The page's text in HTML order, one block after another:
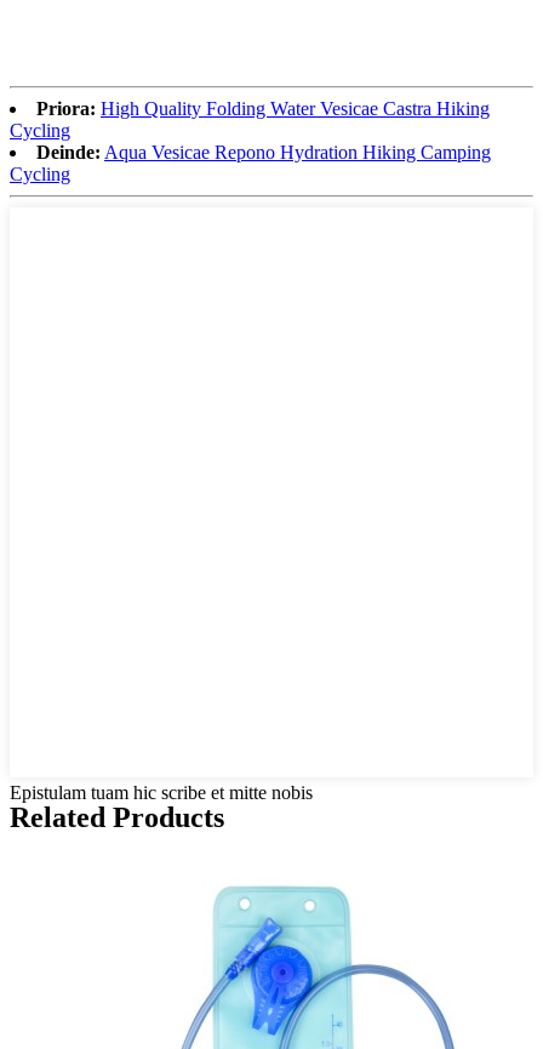
Priora: High Quality Folding Water Vesicae Castra Hiking
Cycling
Deinde: Aqua Vesicae Repono Hydration Hiking Camping
Cycling
Epistulam tuam hic scribe et mitte nobis
Related Products